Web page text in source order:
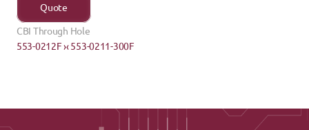
Quote
CBI Through Hole
553-0212F ›‹ 553-0211-300F